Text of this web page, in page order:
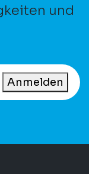
und
Anmelden